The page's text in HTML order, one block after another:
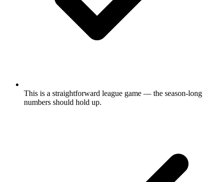
This is a straightforward league game — the season-long
numbers should hold up.